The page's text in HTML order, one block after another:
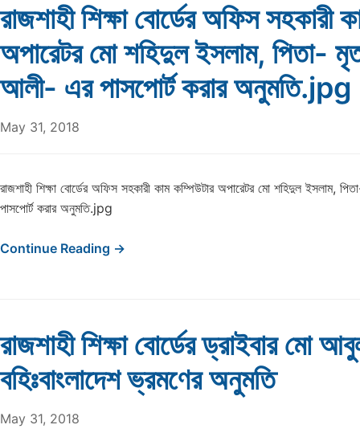
রাজশাহী শিক্ষা বোর্ডের অফিস সহকারী
অপারেটর মো শহিদুল ইসলাম, পিতা-
আলী- এর পাসপোর্ট করার অনুমতি.jpg
May 31, 2018
রাজশাহী শিক্ষা বোর্ডের অফিস সহকারী কাম কম্পিউটার অপারেটর মো শহিদুল ইসলাম,
পাসপোর্ট করার অনুমতি.jpg
Continue Reading →
রাজশাহী শিক্ষা বোর্ডের ড্রাইবার মো
বহিঃবাংলাদেশ ভ্রমণের অনুমতি
May 31, 2018